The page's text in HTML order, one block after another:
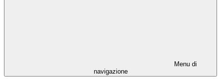
Menu di
navigazione